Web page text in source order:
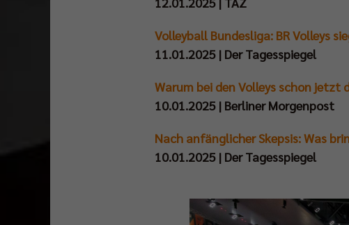
Volleyball Bundesliga: BR Volleys
11.01.2025 | Der Tagesspiegel
Warum bei den Volleys schon jetzt
10.01.2025 | Berliner Morgenpost
Nach anfänglicher Skepsis: Was
10.01.2025 | Der Tagesspiegel